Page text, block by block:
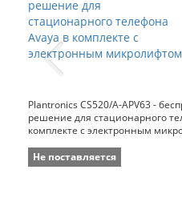
Plantronics CS520/A-APV63 -
решение для стационарного
комплекте с электронным
Не поставляется